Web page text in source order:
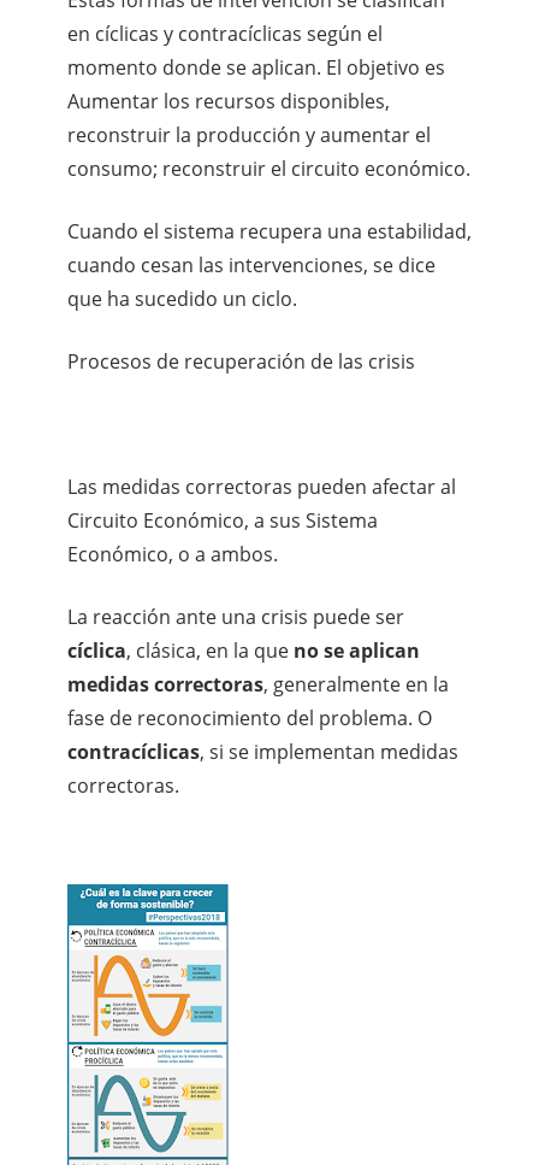
en cíclicas y contracíclicas según el
momento donde se aplican. El objetivo es
Aumentar los recursos disponibles,
reconstruir la producción y aumentar el
consumo; reconstruir el circuito económico.
Cuando el sistema recupera una estabilidad,
cuando cesan las intervenciones, se dice
que ha sucedido un ciclo.
Procesos de recuperación de las crisis
Las medidas correctoras pueden afectar al
Circuito Económico, a sus Sistema
Económico, o a ambos.
La reacción ante una crisis puede ser
cíclica, clásica, en la que no se aplican
medidas correctoras, generalmente en la
fase de reconocimiento del problema. O
contracíclicas, si se implementan medidas
correctoras.